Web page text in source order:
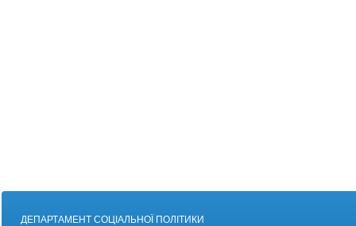
ДЕПАРТАМЕНТ СОЦІАЛЬНОЇ ПОЛІТИКИ